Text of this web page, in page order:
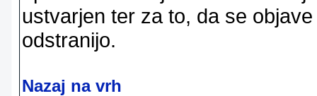
ustvarjen ter za to, da se
odstranijo.
Nazaj na vrh